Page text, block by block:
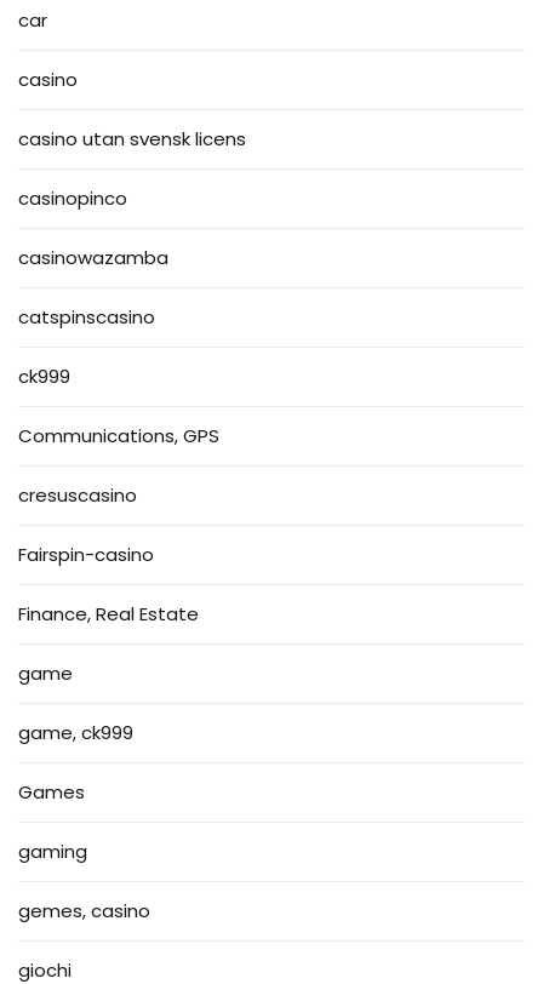
car
casino
casino utan svensk licens
casinopinco
casinowazamba
catspinscasino
ck999
Communications, GPS
cresuscasino
Fairspin-casino
Finance, Real Estate
game
game, ck999
Games
gaming
gemes, casino
giochi